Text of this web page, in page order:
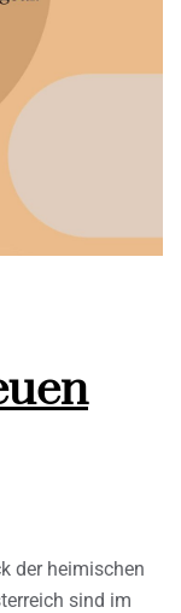
der heimischen
sind im